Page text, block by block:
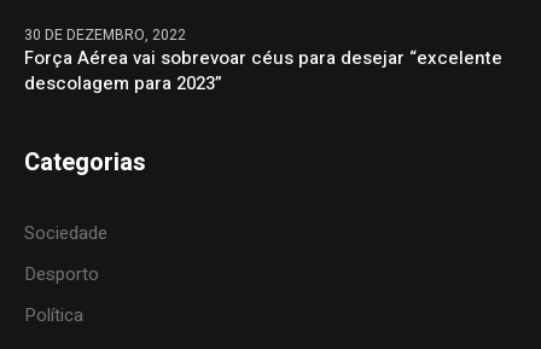
30 DE DEZEMBRO, 2022
Força Aérea vai sobrevoar céus para desejar “excelente
descolagem para 2023”
Categorias
Sociedade
Desporto
Política